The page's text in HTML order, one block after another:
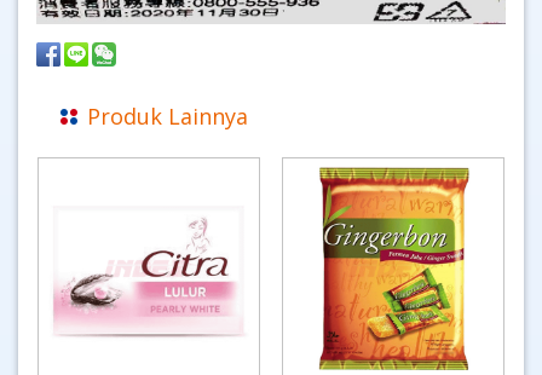
Produk Lainnya